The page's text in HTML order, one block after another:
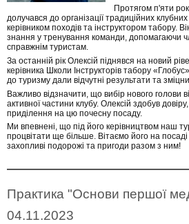
Протягом п'яти
долучався до організації традиційних
керівником походів та інструктором табору.
знання у тренування команди, допомагаючи
справжнім туристам.
За останній рік Олексій піднявся на новий
керівника Школи Інструкторів табору
до туризму дали відчутні результати та
Важливо відзначити, що вибір нового голови
активної частини клубу. Олексій здобув
приділення на цю почесну посаду.
Ми впевнені, що під його керівництвом наш
процвітати ще більше. Вітаємо його на
захопливі подорожі та пригоди разом з ним!
Практика "Основи першої
04.11.2023